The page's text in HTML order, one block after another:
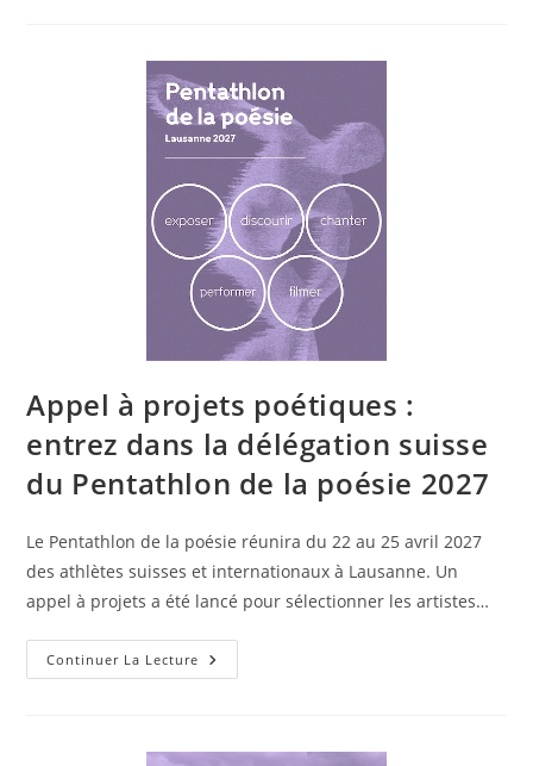
Appel à projets poétiques :
entrez dans la délégation suisse
du Pentathlon de la poésie 2027
Le Pentathlon de la poésie réunira du 22 au 25 avril 2027
des athlètes suisses et internationaux à Lausanne. Un
appel à projets a été lancé pour sélectionner les artistes…
Continuer La Lecture